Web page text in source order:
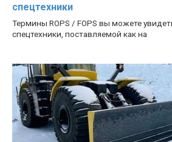
спецтехники
Термины ROPS / FOPS вы можете
спецтехники, поставляемой как на